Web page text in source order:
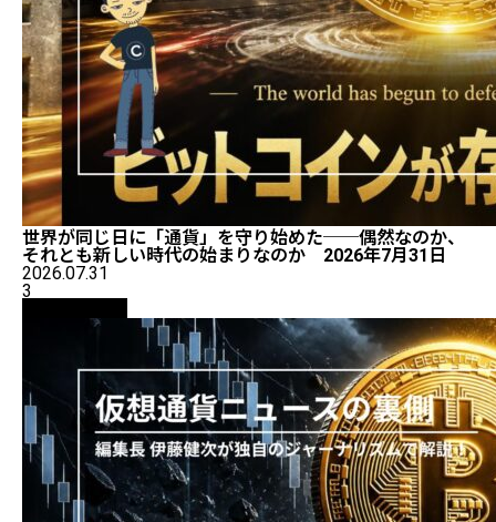
世界が同じ日に「通貨」を守り始めた──偶然なのか、
それとも新しい時代の始まりなのか 2026年7月31日
2026.07.31
3